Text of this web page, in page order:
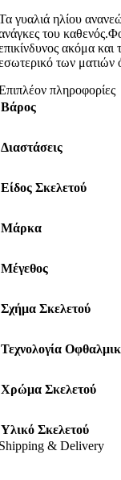
γυαλιά ηλίου
του
ακόμα και
των ματιών
πληροφορίες
Βάρος
Διαστάσεις
Είδος Σκελετού
Μάρκα
Μέγεθος
Σχήμα Σκελετού
Τεχνολογία
Χρώμα Σκελετού
Υλικό Σκελετού
& Delivery